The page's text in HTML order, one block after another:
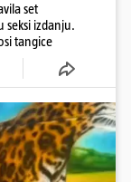
set
izdanju.
tangice